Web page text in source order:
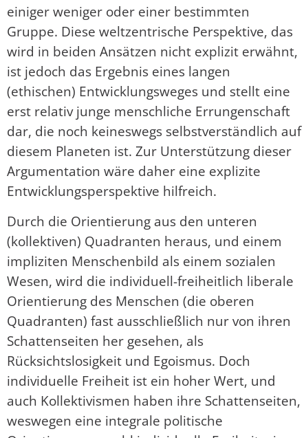
einiger weniger oder einer bestimmten
Gruppe. Diese weltzentrische Perspektive, das
wird in beiden Ansätzen nicht explizit erwähnt,
ist jedoch das Ergebnis eines langen
(ethischen) Entwicklungsweges und stellt eine
erst relativ junge menschliche Errungenschaft
dar, die noch keineswegs selbstverständlich auf
diesem Planeten ist. Zur Unterstützung dieser
Argumentation wäre daher eine explizite
Entwicklungsperspektive hilfreich.
Durch die Orientierung aus den unteren
(kollektiven) Quadranten heraus, und einem
impliziten Menschenbild als einem sozialen
Wesen, wird die individuell-freiheitlich liberale
Orientierung des Menschen (die oberen
Quadranten) fast ausschließlich nur von ihren
Schattenseiten her gesehen, als
Rücksichtslosigkeit und Egoismus. Doch
individuelle Freiheit ist ein hoher Wert, und
auch Kollektivismen haben ihre Schattenseiten,
weswegen eine integrale politische